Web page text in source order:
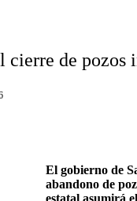
cierre de pozos
El gobierno de
abandono de
estatal asumirá